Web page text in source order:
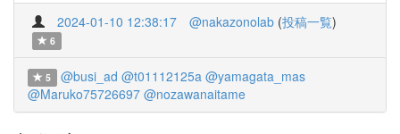
2024-01-10 12:38:17 @nakazonolab (投稿一覧)
6
5 @busi_ad @t01112125a @yamagata_mas
@Maruko75726697 @nozawanaitame